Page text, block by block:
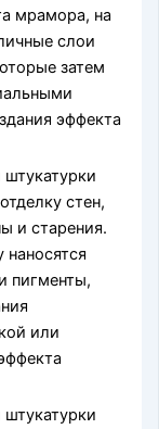
мрамора, на
слои
затем
эффекта
стен,
и старения.
наносятся
пигменты,
или